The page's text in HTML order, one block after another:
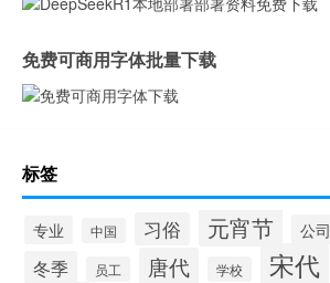
免费可商用字体批量下载
标签
专业 中国 习俗 元宵节 公司
冬季 员工 唐代 学校 宋代